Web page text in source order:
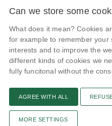
Květná 15, 603 00 Brno,epodatelna
IČO: 75014149, DIČ: CZ75014149
Privacy Policy
Cookies settings
Remarks News Link
Can we store some
What does it mean? Cookies
for example to remember your
interests and to improve the
different kinds of cookies we
fully funcitonal without the
AGREE WITH ALL
MORE SETTINGS